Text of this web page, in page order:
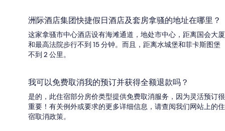
洲际酒店集团快捷假日酒店及套房拿骚的地址在哪里？
这家拿骚市中心酒店设有海滩通道，地处市中心，距离国会大厦
和最高法院步行不到 15 分钟。而且，距离水城堡和菲卡斯图堡
不到 2 公里。
我可以免费取消我的预订并获得全额退款吗？
是的，此住宿部分房价类型提供免费取消服务，因为灵活预订很
重要！有关例外或要求的更多详细信息，请查阅我们网站上的住
宿取消政策。